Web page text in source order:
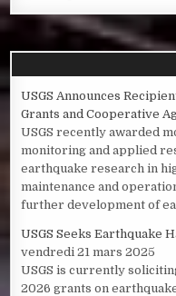
USGS Announces
Grants and Cooperative
USGS recently awarded
monitoring and applied
earthquake research in
maintenance and
further development of
USGS Seeks Earthquake
vendredi 21 mars 2025
USGS is currently
2026 grants on